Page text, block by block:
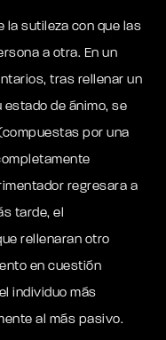
la sutileza con que las
a otra. En un
tras rellenar un
de ánimo, se
por una
regresara a
tarde, el
rellenaran otro
en cuestión
individuo más
al más pasivo.